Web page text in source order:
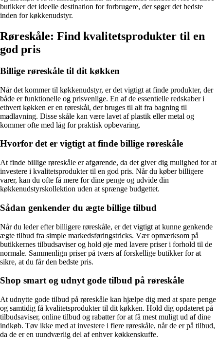
butikker det ideelle destination for forbrugere, der søger det bedste
inden for køkkenudstyr.
Røreskåle: Find kvalitetsprodukter til en
god pris
Billige røreskåle til dit køkken
Når det kommer til køkkenudstyr, er det vigtigt at finde produkter, der
både er funktionelle og prisvenlige. En af de essentielle redskaber i
ethvert køkken er en røreskål, der bruges til alt fra bagning til
madlavning. Disse skåle kan være lavet af plastik eller metal og
kommer ofte med låg for praktisk opbevaring.
Hvorfor det er vigtigt at finde billige røreskåle
At finde billige røreskåle er afgørende, da det giver dig mulighed for at
investere i kvalitetsprodukter til en god pris. Når du køber billigere
varer, kan du ofte få mere for dine penge og udvide din
køkkenudstyrskollektion uden at sprænge budgettet.
Sådan genkender du ægte billige tilbud
Når du leder efter billigere røreskåle, er det vigtigt at kunne genkende
ægte tilbud fra simple markedsføringstricks. Vær opmærksom på
butikkernes tilbudsaviser og hold øje med lavere priser i forhold til de
normale. Sammenlign priser på tværs af forskellige butikker for at
sikre, at du får den bedste pris.
Shop smart og udnyt gode tilbud på røreskåle
At udnytte gode tilbud på røreskåle kan hjælpe dig med at spare penge
og samtidig få kvalitetsprodukter til dit køkken. Hold dig opdateret på
tilbudsaviser, online tilbud og rabatter for at få mest muligt ud af dine
indkøb. Tøv ikke med at investere i flere røreskåle, når de er på tilbud,
da de er en uundværlig del af enhver køkkenskuffe.